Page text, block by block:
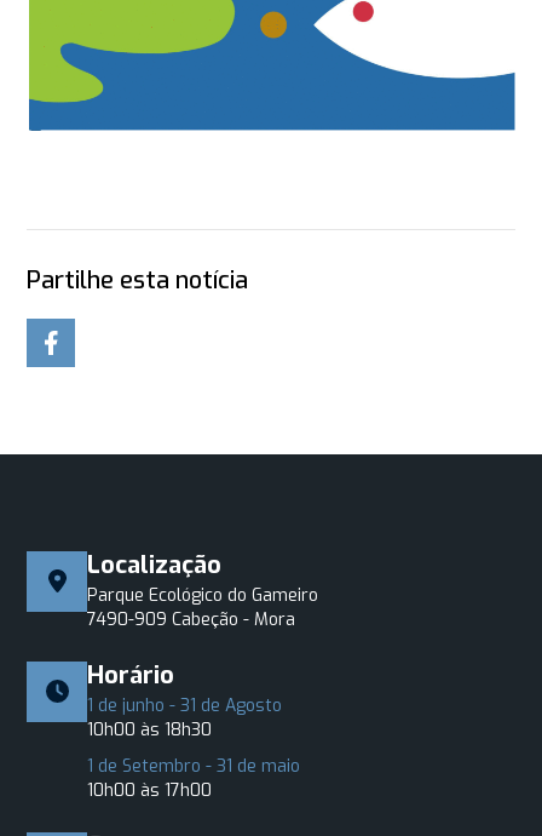
Partilhe esta notícia
Localização
Parque Ecológico do Gameiro
7490-909 Cabeção - Mora
Horário
1 de junho - 31 de Agosto
10h00 às 18h30
1 de Setembro - 31 de maio
10h00 às 17h00